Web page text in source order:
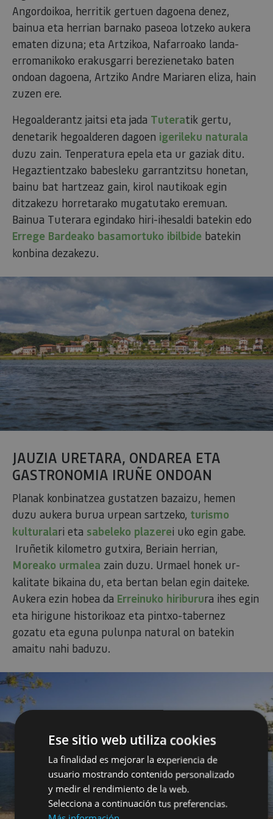
Angordoikoa, herritik gertuen dagoena denez,
bainua eta herrian barnako paseoa lotzeko aukera
ematen dizuna; eta Artzikoa, Nafarroako landa-
erromanikoko erakusgarri berezienetako baten
ondoan dagoena, Artziko Andre Mariaren eliza, hain
zuzen ere.
Hegoalderantz jaitsi eta jada Tuteratik gertu,
denetarik hegoalderen dagoen igerileku naturala
duzu zain. Tenperatura epela eta ur gaziak ditu.
Hegaztientzako babesleku garrantzitsu honetan,
bainu bat hartzeaz gain, kirol nautikoak egin
ditzakezu horretarako mugatutako eremuan.
Bainua Tuterara egindako hiri-ihesaldi batekin edo
Errege Bardeako basamortuko ibilbide batekin
konbina dezakezu.
JAUZIA URETARA, ONDAREA ETA
GASTRONOMIA IRUÑE ONDOAN
Planak konbinatzea gustatzen bazaizu, hemen
duzu aukera burua urpean sartzeko, turismo
kulturalari eta sabeleko plazerei uko egin gabe.
Iruñetik kilometro gutxira, Beriain herrian,
Moreako urmalea zain duzu. Urmael honek ur-
kalitate bikaina du, eta bertan belan egin daiteke.
Aukera ezin hobea da Erreinuko hiriburura ihes egin
eta hirigune historikoaz eta pintxo-tabernez
gozatu eta eguna pulunpa natural on batekin
amaitu nahi baduzu.
Ese sitio web utiliza cookies
La finalidad es mejorar la experiencia de
usuario mostrando contenido personalizado
y medir el rendimiento de la web.
Selecciona a continuación tus preferencias.